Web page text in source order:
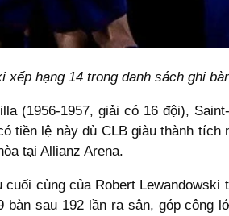
xếp hạng 14 trong danh sách ghi
(1956-1957, giải có 16 đội),
tiền lệ này dù CLB giàu thành
tại Allianz Arena.
cùng của Robert
sau 192 lần ra sân, góp công